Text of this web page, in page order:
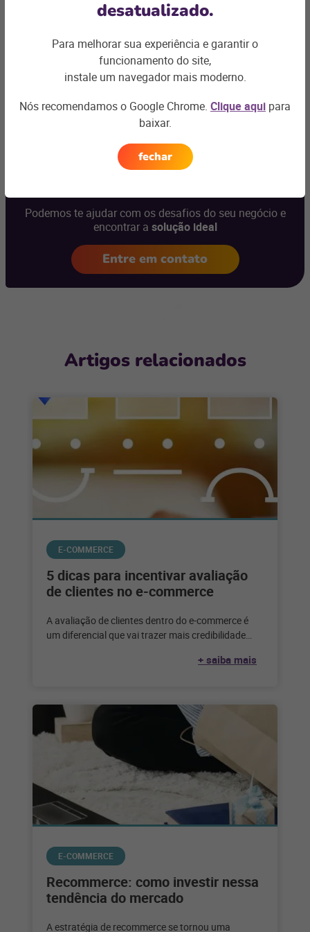
eleita a melhor plataforma de e-commerce pela Associação
Ficou com
alguma dúvida?
Podemos te ajudar com os desafios do seu negócio e
encontrar a solução ideal
Entre em contato
Artigos relacionados
E-COMMERCE
5 dicas para incentivar avaliação
de clientes no e-commerce
A avaliação de clientes dentro do e-commerce é
um diferencial que vai trazer mais credibilidade
+ saiba mais
E-COMMERCE
Recommerce: como investir nessa
tendência do mercado
A estratégia de recommerce se tornou uma
desatualizado.
Para melhorar sua experiência e garantir o
funcionamento do site,
instale um navegador mais moderno.
Nós recomendamos o Google Chrome. Clique aqui para
baixar.
fechar